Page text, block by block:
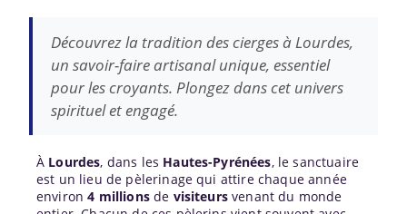
Découvrez la tradition des cierges à Lourdes,
un savoir-faire artisanal unique, essentiel
pour les croyants. Plongez dans cet univers
spirituel et engagé.
À Lourdes, dans les Hautes-Pyrénées, le sanctuaire
est un lieu de pèlerinage qui attire chaque année
environ4 millionsde visiteursvenant du monde